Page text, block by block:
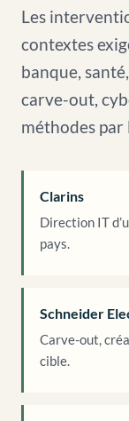
Les
contextes
banque,
carve-out,
méthodes par
Clarins
Direction IT
pays.
Schneider
Carve-out,
cible.